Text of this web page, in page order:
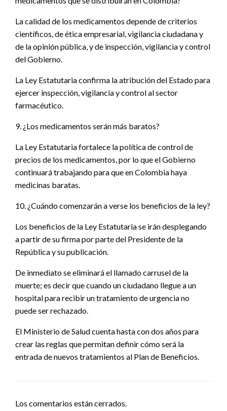
La calidad de los medicamentos depende de criterios
científicos, de ética empresarial, vigilancia ciudadana y
de la opinión pública, y de inspección, vigilancia y control
del Gobierno.
La Ley Estatutaria confirma la atribución del Estado para
ejercer inspección, vigilancia y control al sector
farmacéutico.
9. ¿Los medicamentos serán más baratos?
La Ley Estatutaria fortalece la política de control de
precios de los medicamentos, por lo que el Gobierno
continuará trabajando para que en Colombia haya
medicinas baratas.
10. ¿Cuándo comenzarán a verse los beneficios de la ley?
Los beneficios de la Ley Estatutaria se irán desplegando
a partir de su firma por parte del Presidente de la
República y su publicación.
De inmediato se eliminará el llamado carrusel de la
muerte; es decir que cuando un ciudadano llegue a un
hospital para recibir un tratamiento de urgencia no
puede ser rechazado.
El Ministerio de Salud cuenta hasta con dos años para
crear las reglas que permitan definir cómo será la
entrada de nuevos tratamientos al Plan de Beneficios.
Los comentarios están cerrados.